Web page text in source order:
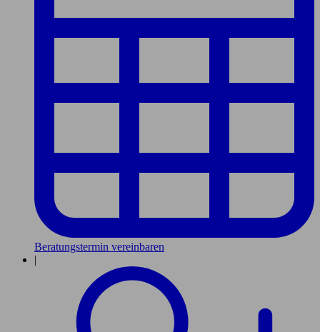
Beratungstermin vereinbaren
|